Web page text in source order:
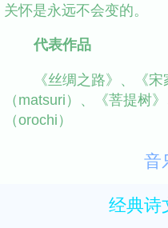
关怀是永远不会变的。
代表作品
《丝绸之路》、《
（matsuri）、《菩提树
（orochi）
音
经典诗